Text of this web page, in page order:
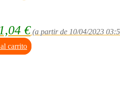
€ (a partir de 10/04/2023
carrito